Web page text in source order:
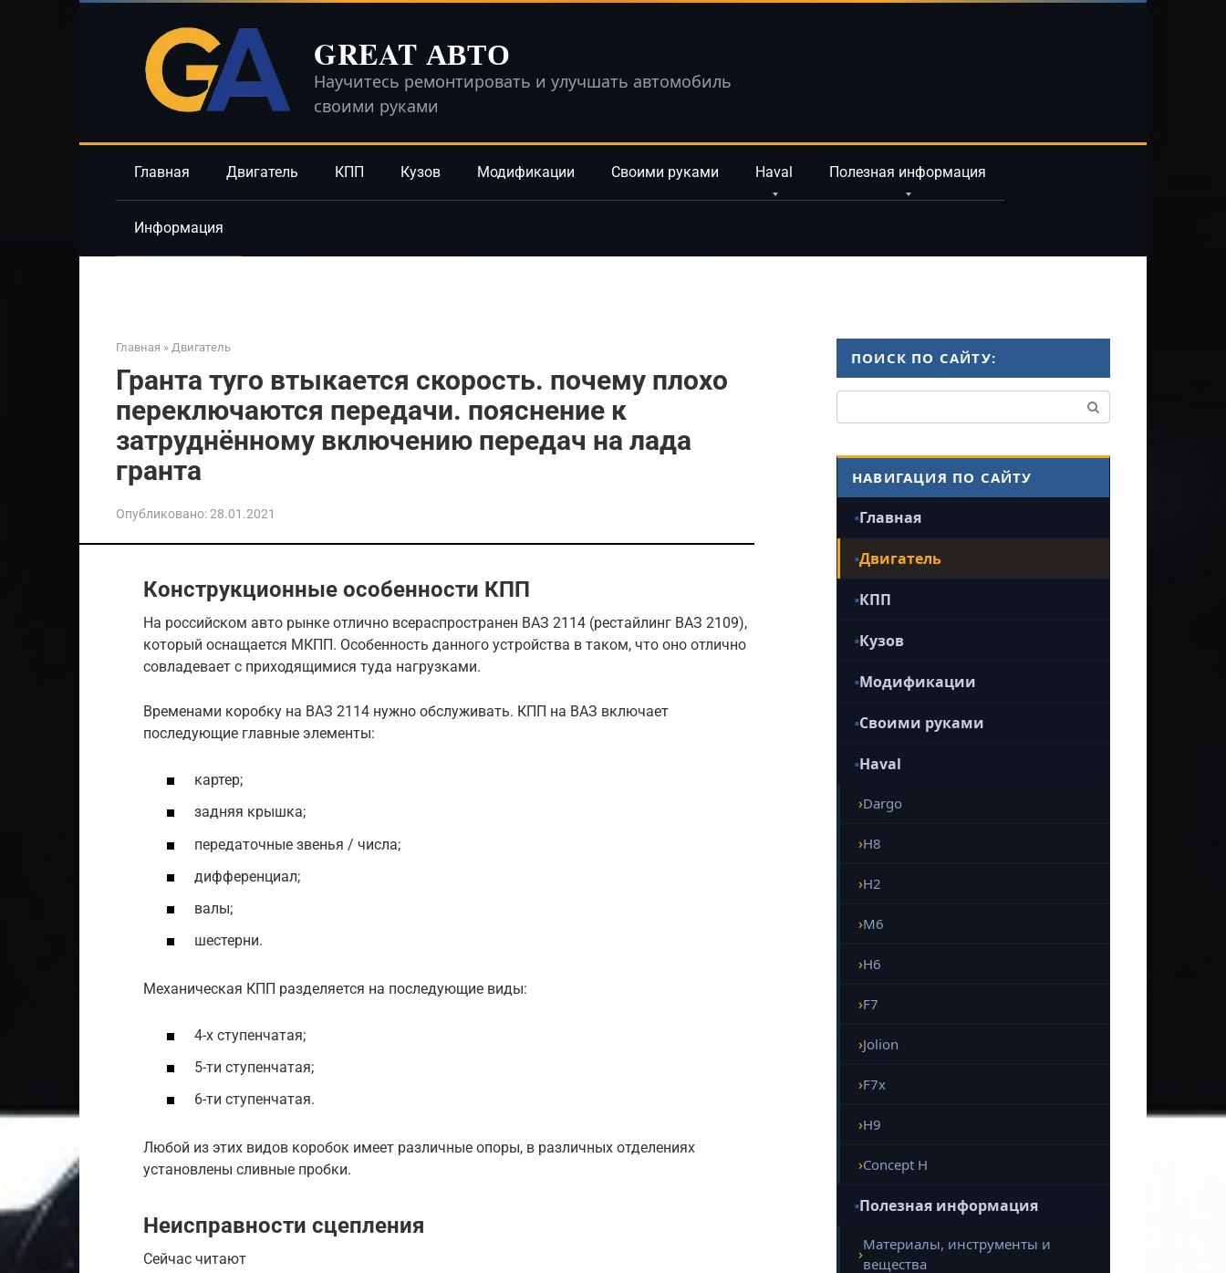
GREAT АВТО
Научитесь ремонтировать и улучшать автомобиль
своими руками
Главная Двигатель КПП Кузов Модификации Своими руками Haval Полезная информация
Информация
Главная » Двигатель
Гранта туго втыкается скорость. почему плохо
переключаются передачи. пояснение к
затруднённому включению передач на лада
гранта
Опубликовано:28.01.2021
Конструкционные особенности КПП
На российском авто рынке отлично всераспространен ВАЗ 2114 (рестайлинг ВАЗ 2109),
который оснащается МКПП. Особенность данного устройства в таком, что оно отлично
совладевает с приходящимися туда нагрузками.
Временами коробку на ВАЗ 2114 нужно обслуживать. КПП на ВАЗ включает
последующие главные элементы:
картер;
задняя крышка;
передаточные звенья / числа;
дифференциал;
валы;
шестерни.
Механическая КПП разделяется на последующие виды:
4-х ступенчатая;
5-ти ступенчатая;
6-ти ступенчатая.
Любой из этих видов коробок имеет различные опоры, в различных отделениях
установлены сливные пробки.
Неисправности сцепления
Сейчас читают
ПОИСК ПО САЙТУ:
НАВИГАЦИЯ ПО САЙТУ
Главная
Двигатель
КПП
Кузов
Модификации
Своими руками
Haval
Dargo
H8
H2
M6
H6
F7
Jolion
F7x
H9
Concept H
Полезная информация
Материалы, инструменты и
вещества